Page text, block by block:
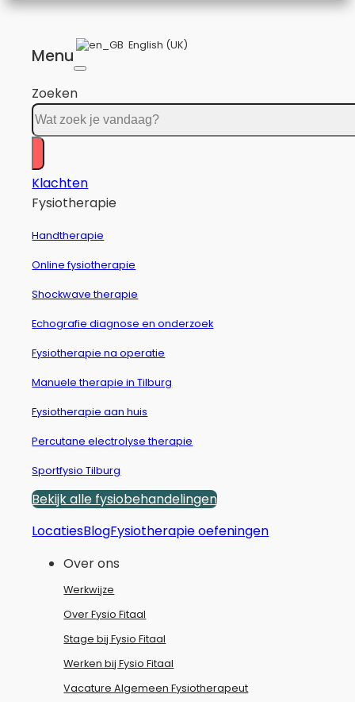
Menu
English (UK)
Zoeken
Klachten
Fysiotherapie
Handtherapie
Online fysiotherapie
Shockwave therapie
Echografie diagnose en onderzoek
Fysiotherapie na operatie
Manuele therapie in Tilburg
Fysiotherapie aan huis
Percutane electrolyse therapie
Sportfysio Tilburg
Bekijk alle fysiobehandelingen
LocatiesBlogFysiotherapie oefeningen
Over ons
Werkwijze
Over Fysio Fitaal
Stage bij Fysio Fitaal
Werken bij Fysio Fitaal
Vacature Algemeen Fysiotherapeut